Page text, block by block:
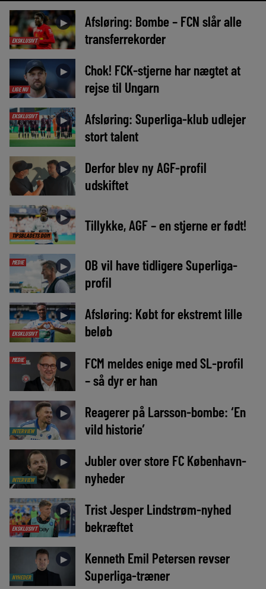
EKSKLUSIVT
►
Afsløring: Bombe – FCN slår alle
transferrekorder
LIGE NU
►
Chok! FCK-stjerne har nægtet at
rejse til Ungarn
EKSKLUSIVT ►
Afsløring: Superliga-klub udlejer
stort talent
►
Derfor blev ny AGF-profil
udskiftet
TIPSBLADETS DOM
► Tillykke, AGF – en stjerne er født!
MEDIE ►
OB vil have tidligere Superliga-
profil
EKSKLUSIVT
►
Afsløring: Købt for ekstremt lille
beløb
MEDIE ►
FCM meldes enige med SL-profil
– så dyr er han
INTERVIEW
►
Reagerer på Larsson-bombe: ‘En
vild historie’
INTERVIEW
►
Jubler over store FC København-
nyheder
EKSKLUSIVT
►
Trist Jesper Lindstrøm-nyhed
bekræftet
NYHEDER
►
Kenneth Emil Petersen revser
Superliga-træner